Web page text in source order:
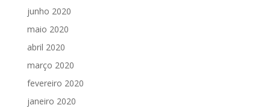
junho 2020
maio 2020
abril 2020
março 2020
fevereiro 2020
janeiro 2020